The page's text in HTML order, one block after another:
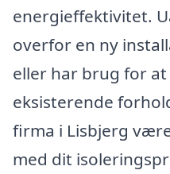
energieffektivitet.
overfor en ny
eller har brug for
eksisterende
firma i Lisbjerg
med dit